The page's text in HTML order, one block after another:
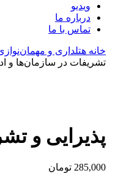
ویدیو
درباره‌ ما
تماس با ما
خانه هتلداری و
تشریفات در سازمان‌ها و
پذیرایی و
285,000 تومان